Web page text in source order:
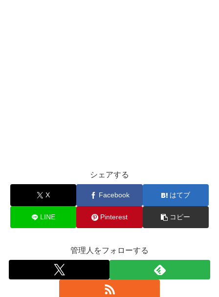
シェアする
X Facebook はてブ
LINE Pinterest コピー
管理人をフォローする